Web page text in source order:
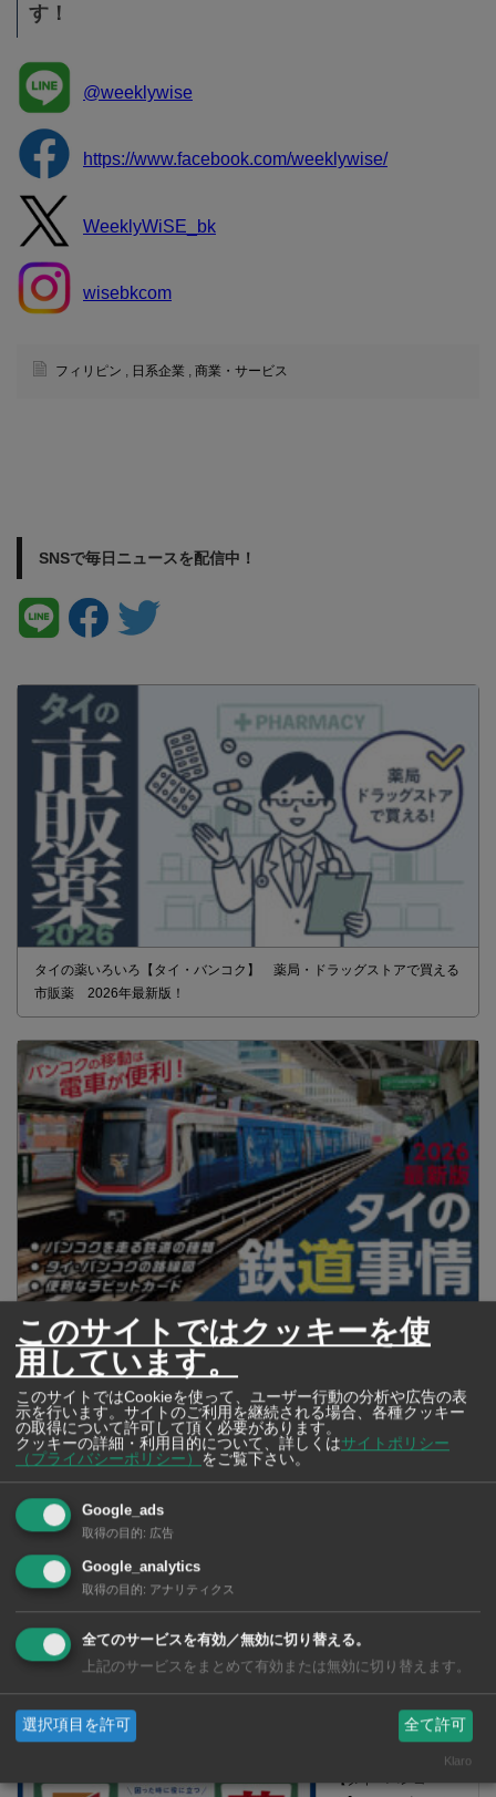
す！
@weeklywise
https://www.facebook.com/weeklywise/
WeeklyWiSE_bk
wisebkcom
フィリピン , 日系企業 , 商業・サービス
SNSで毎日ニュースを配信中！
タイの薬いろいろ【タイ・バンコク】 薬局・ドラッグストアで買える
市販薬 2026年最新版！
2026年版 タイの鉄道事情 電車でGO！
【タイ・バンコク】 マルシェトンロー内の「TOPS」で買える薬
このサイトではクッキーを使
用しています。
このサイトではCookieを使って、ユーザー行動の分析や広告の表
示を行います。サイトのご利用を継続される場合、各種クッキー
の取得について許可して頂く必要があります。
クッキーの詳細・利用目的について、詳しくはサイトポリシー
（プライバシーポリシー）
をご覧下さい。
Google_ads
取得の目的: 広告
Google_analytics
取得の目的: アナリティクス
全てのサービスを有効／無効に切り替える。
上記のサービスをまとめて有効または無効に切り替えます。
選択項目を許可 全て許可
Klaro